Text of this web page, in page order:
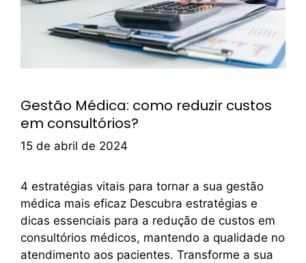
Gestão Médica: como reduzir custos
em consultórios?
15 de abril de 2024
4 estratégias vitais para tornar a sua gestão
médica mais eficaz Descubra estratégias e
dicas essenciais para a redução de custos em
consultórios médicos, mantendo a qualidade no
atendimento aos pacientes. Transforme a sua